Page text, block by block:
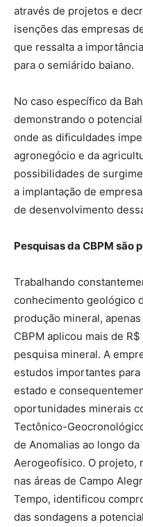
através de projetos e
isenções das empresas
que ressalta a
para o semiárido baiano.
No caso específico da
demonstrando o
onde as dificuldades
agronegócio e da
possibilidades de
a implantação de
de desenvolvimento
Pesquisas da CBPM são
Trabalhando
conhecimento geológico
produção mineral,
CBPM aplicou mais de
pesquisa mineral. A
estudos importantes
estado e
oportunidades minerais
Tectônico-
de Anomalias ao longo da
Aerogeofísico. O projeto,
nas áreas de Campo
Tempo, identificou
das sondagens a